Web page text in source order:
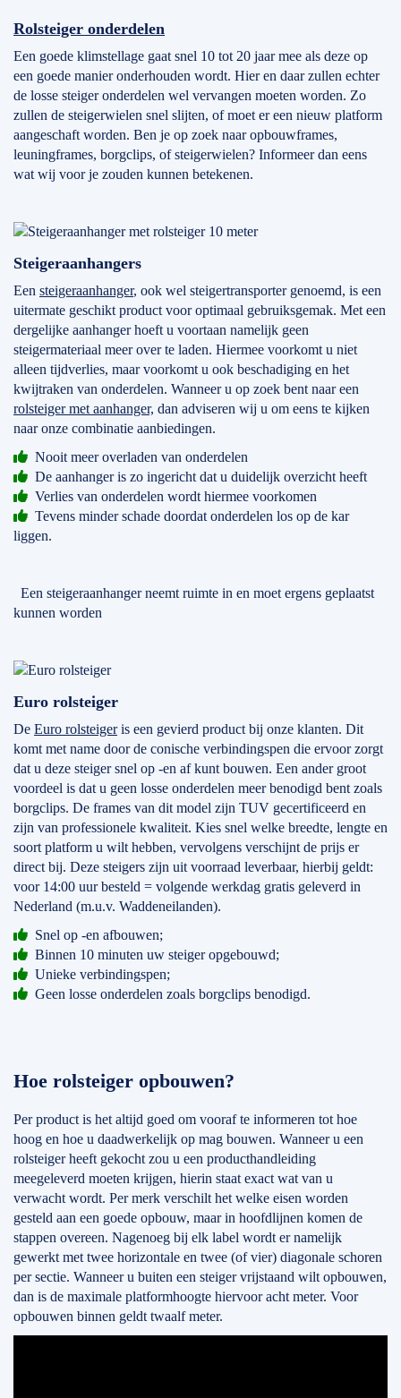
Rolsteiger onderdelen
Een goede klimstellage gaat snel 10 tot 20 jaar mee als deze op
een goede manier onderhouden wordt. Hier en daar zullen echter
de losse steiger onderdelen wel vervangen moeten worden. Zo
zullen de steigerwielen snel slijten, of moet er een nieuw platform
aangeschaft worden. Ben je op zoek naar opbouwframes,
leuningframes, borgclips, of steigerwielen? Informeer dan eens
wat wij voor je zouden kunnen betekenen.
Steigeraanhangers
Een steigeraanhanger, ook wel steigertransporter genoemd, is een
uitermate geschikt product voor optimaal gebruiksgemak. Met een
dergelijke aanhanger hoeft u voortaan namelijk geen
steigermateriaal meer over te laden. Hiermee voorkomt u niet
alleen tijdverlies, maar voorkomt u ook beschadiging en het
kwijtraken van onderdelen. Wanneer u op zoek bent naar een
rolsteiger met aanhanger, dan adviseren wij u om eens te kijken
naar onze combinatie aanbiedingen.
Nooit meer overladen van onderdelen
De aanhanger is zo ingericht dat u duidelijk overzicht heeft
Verlies van onderdelen wordt hiermee voorkomen
Tevens minder schade doordat onderdelen los op de kar
liggen.
Een steigeraanhanger neemt ruimte in en moet ergens geplaatst
kunnen worden
Euro rolsteiger
De Euro rolsteigeris een gevierd product bij onze klanten. Dit
komt met name door de conische verbindingspen die ervoor zorgt
dat u deze steiger snel op -en af kunt bouwen. Een ander groot
voordeel is dat u geen losse onderdelen meer benodigd bent zoals
borgclips. De frames van dit model zijn TUV gecertificeerd en
zijn van professionele kwaliteit. Kies snel welke breedte, lengte en
soort platform u wilt hebben, vervolgens verschijnt de prijs er
direct bij. Deze steigers zijn uit voorraad leverbaar, hierbij geldt:
voor 14:00 uur besteld = volgende werkdag gratis geleverd in
Nederland (m.u.v. Waddeneilanden).
Snel op -en afbouwen;
Binnen 10 minuten uw steiger opgebouwd;
Unieke verbindingspen;
Geen losse onderdelen zoals borgclips benodigd.
Hoe rolsteiger opbouwen?
Per product is het altijd goed om vooraf te informeren tot hoe
hoog en hoe u daadwerkelijk op mag bouwen. Wanneer u een
rolsteiger heeft gekocht zou u een producthandleiding
meegeleverd moeten krijgen, hierin staat exact wat van u
verwacht wordt. Per merk verschilt het welke eisen worden
gesteld aan een goede opbouw, maar in hoofdlijnen komen de
stappen overeen. Nagenoeg bij elk label wordt er namelijk
gewerkt met twee horizontale en twee (of vier) diagonale schoren
per sectie. Wanneer u buiten een steiger vrijstaand wilt opbouwen,
dan is de maximale platformhoogte hiervoor acht meter. Voor
opbouwen binnen geldt twaalf meter.